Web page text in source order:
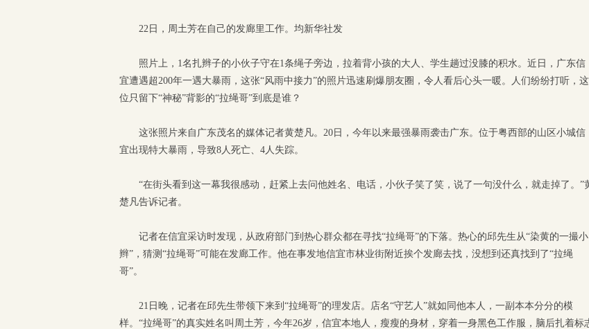
22日，周土芳在自己的发廊里工作。均新华社发
照片上，1名扎辫子的小伙子守在1条绳子旁边，拉着背小孩的大人、学生趟过没膝的积水。近日，广东信
宜遭遇超200年一遇大暴雨，这张“风雨中接力”的照片迅速刷爆朋友圈，令人看后心头一暖。人们纷纷打听，这
位只留下“神秘”背影的“拉绳哥”到底是谁？
这张照片来自广东茂名的媒体记者黄楚凡。20日，今年以来最强暴雨袭击广东。位于粤西部的山区小城信
宜出现特大暴雨，导致8人死亡、4人失踪。
“在街头看到这一幕我很感动，赶紧上去问他姓名、电话，小伙子笑了笑，说了一句没什么，就走掉了。”
楚凡告诉记者。
记者在信宜采访时发现，从政府部门到热心群众都在寻找“拉绳哥”的下落。热心的邱先生从“染黄的一撮小
辫”，猜测“拉绳哥”可能在发廊工作。他在事发地信宜市林业街附近挨个发廊去找，没想到还真找到了“拉绳
哥”。
21日晚，记者在邱先生带领下来到“拉绳哥”的理发店。店名“守艺人”就如同他本人，一副本本分分的模
样。“拉绳哥”的真实姓名叫周土芳，今年26岁，信宜本地人，瘦瘦的身材，穿着一身黑色工作服，脑后扎着标